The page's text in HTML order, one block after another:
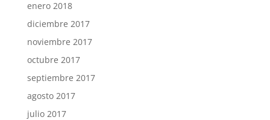
enero 2018
diciembre 2017
noviembre 2017
octubre 2017
septiembre 2017
agosto 2017
julio 2017